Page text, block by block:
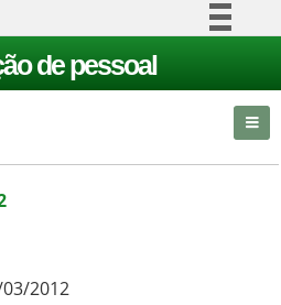
Simplifique!
Comunica BR
de pessoal
2012